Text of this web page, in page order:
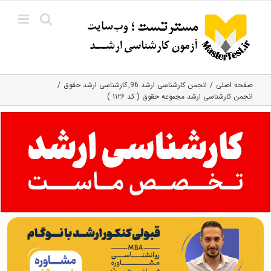
content
صفحه اصلی انجمن کارشناسی ارشد 96
کارشناسی ارشد حقوق
انجمن کارشناسی ارشد مجموعه حقوق ( کد ۱۱۲۶ )